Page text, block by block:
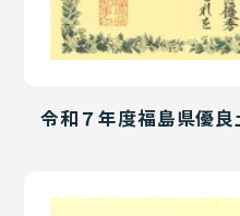
令和７年度福島県優